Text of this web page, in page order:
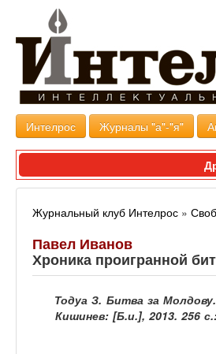
Интелрос Журналы "а"-"я"
Журнальный клуб Интелрос »
Павел Иванов
Хроника проигранной
Тодуа З. Битва за
Кишинев: [Б.и.], 2013. 256